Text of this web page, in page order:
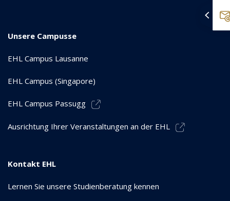
Unsere Campusse
EHL Campus Lausanne
EHL Campus (Singapore)
EHL Campus Passugg
Ausrichtung Ihrer Veranstaltungen an der EHL
Kontakt EHL
Lernen Sie unsere Studienberatung kennen